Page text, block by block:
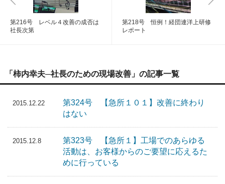
第216号 レベル４改善の成否は
社長次第
第218号 恒例！経団連洋上研修
レポート
「柿内幸夫─社長のための現場改善」の記事一覧
2015.12.22
第324号 【急所１０１】改善に終わり
はない
2015.12.8
第323号 【急所１】工場でのあらゆる
活動は、お客様からのご要望に応えるた
めに行っている